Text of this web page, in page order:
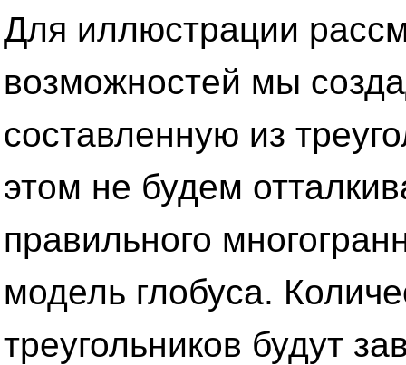
Для иллюстрации
возможностей мы
составленную из
этом не будем
правильного
модель глобуса.
треугольников будут